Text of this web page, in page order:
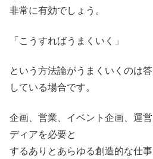
非常に有効でしょう。
「こうすればうまくいく」
という方法論がうまくいくのは
している場合です。
企画、営業、イベント企画、運
ディアを必要と
するありとあらゆる創造的な仕